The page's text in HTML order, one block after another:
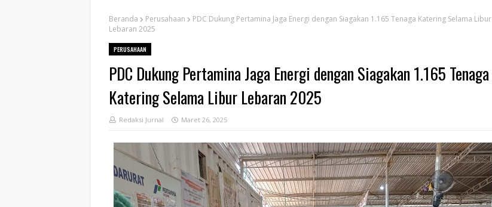
Beranda Perusahaan
PDC Dukung Pertamina Jaga Energi dengan Siagakan 1.165 Tenaga Katering Selama Libur
Lebaran 2025
PERUSAHAAN
PDC Dukung Pertamina Jaga Energi dengan Siagakan 1.165 Tenaga
Katering Selama Libur Lebaran 2025
Redaksi Jurnal Maret 26, 2025